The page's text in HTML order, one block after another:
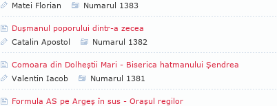
Matei Florian
Numarul 1383
Duşmanul poporului dintr-a zecea
Catalin Apostol
Numarul 1382
Comoara din Dolheştii Mari - Biserica hatmanului Şendrea
Valentin Iacob
Numarul 1381
Formula AS pe Argeş în sus - Oraşul regilor